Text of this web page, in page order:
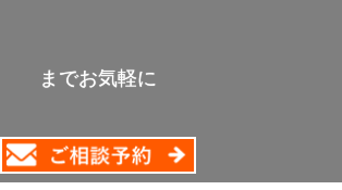
までお気軽に